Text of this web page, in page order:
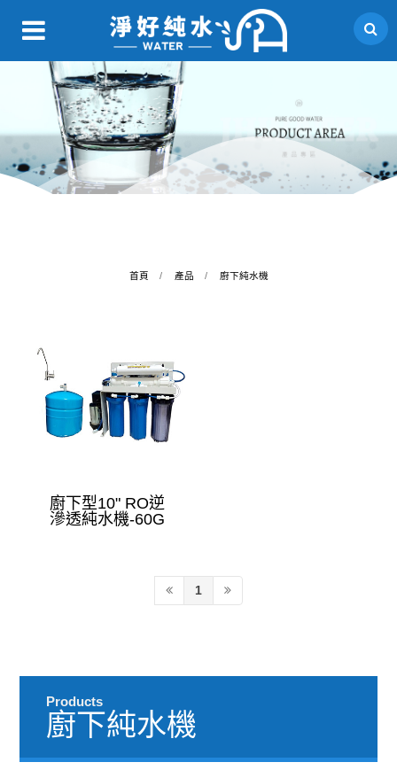
首頁 產品 廚下純水機
廚下型10" RO逆
滲透純水機-60G
1
Products
廚下純水機